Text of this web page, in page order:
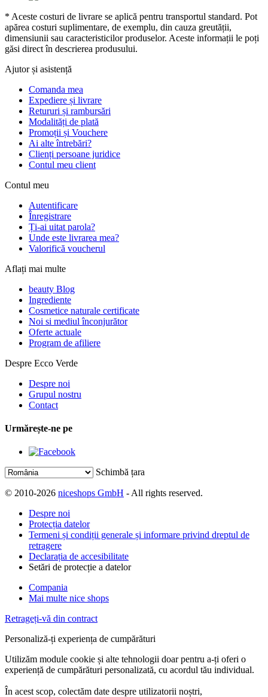
* Aceste costuri de livrare se aplică pentru transportul standard. Pot
apărea costuri suplimentare, de exemplu, din cauza greutății,
dimensiunii sau caracteristicilor produselor. Aceste informații le poți
găsi direct în descrierea produsului.
Ajutor și asistență
Comanda mea
Expediere și livrare
Retururi și rambursări
Modalități de plată
Promoții și Vouchere
Ai alte întrebări?
Clienți persoane juridice
Contul meu client
Contul meu
Autentificare
Înregistrare
Ți-ai uitat parola?
Unde este livrarea mea?
Valorifică voucherul
Aflați mai multe
beauty Blog
Ingrediente
Cosmetice naturale certificate
Noi si mediul înconjurător
Oferte actuale
Program de afiliere
Despre Ecco Verde
Despre noi
Grupul nostru
Contact
Urmărește-ne pe
Schimbă țara
© 2010-2026 niceshops GmbH - All rights reserved.
Despre noi
Protecția datelor
Termeni și condiții generale și informare privind dreptul de
retragere
Declarația de accesibilitate
Setări de protecție a datelor
Compania
Mai multe nice shops
Retrageți-vă din contract
Personaliză-ți experiența de cumpărături
Utilizăm module cookie și alte tehnologii doar pentru a-ți oferi o
experiență de cumpărături personalizată, cu acordul tău individual.
În acest scop, colectăm date despre utilizatorii noștri,